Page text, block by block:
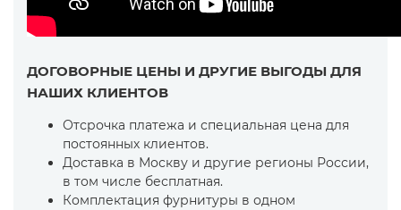
ДОГОВОРНЫЕ ЦЕНЫ И ДРУГИЕ ВЫГОДЫ ДЛЯ
НАШИХ КЛИЕНТОВ
Отсрочка платежа и специальная цена для
постоянных клиентов.
Доставка в Москву и другие регионы России,
в том числе бесплатная.
Комплектация фурнитуры в одном